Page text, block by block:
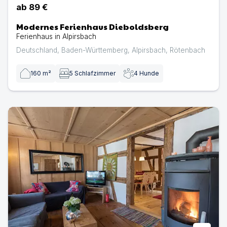
ab 89 €
Modernes Ferienhaus Dieboldsberg
Ferienhaus in Alpirsbach
Deutschland, Baden-Württemberg, Alpirsbach, Rötenbach
160 m² 5 Schlafzimmer 4 Hunde
Historisches Ferienhaus Gerberhaus im Schwarzwald |